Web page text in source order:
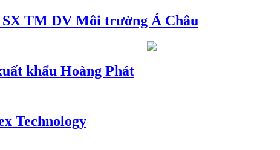
TM DV Môi trường Á Châu
khẩu Hoàng Phát
Technology